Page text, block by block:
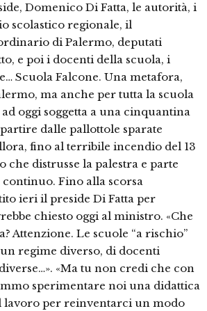
Domenico Di Fatta, le autorità, i
scolastico regionale, il
di Palermo, deputati
e poi i docenti della scuola, i
Scuola Falcone. Una metafora,
ma anche per tutta la scuola
oggi soggetta a una cinquantina
dalle pallottole sparate
fino al terribile incendio del 13
che distrusse la palestra e parte
continuo. Fino alla scorsa
ieri il preside Di Fatta per
chiesto oggi al ministro. «Che
Attenzione. Le scuole “a rischio”
regime diverso, di docenti
«Ma tu non credi che con
sperimentare noi una didattica
lavoro per reinventarci un modo